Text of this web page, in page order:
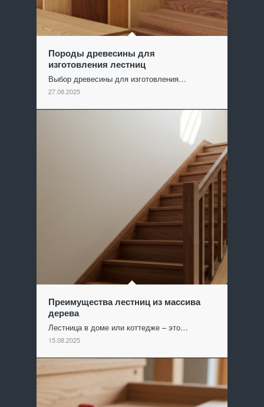
Породы древесины для
изготовления лестниц
Выбор древесины для изготовления…
27.08.2025
Преимущества лестниц из массива
дерева
Лестница в доме или коттедже – это…
15.08.2025